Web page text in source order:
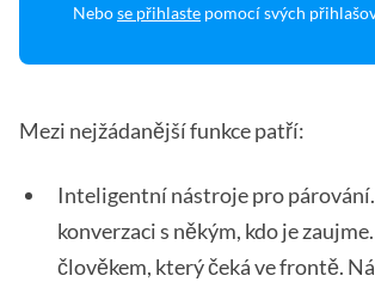
Nebose přihlaste pomocí svých
Mezi nejžádanější funkce patří:
Inteligentní nástroje pro
konverzaci s někým, kdo je
člověkem, který čeká ve frontě.